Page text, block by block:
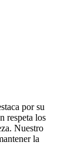
por su
respeta los
Nuestro
la